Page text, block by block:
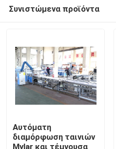
Συνιστώμενα προϊόντα
Αυτόματη
διαμόρφωση ταινιών
Mylar και τέμνουσα